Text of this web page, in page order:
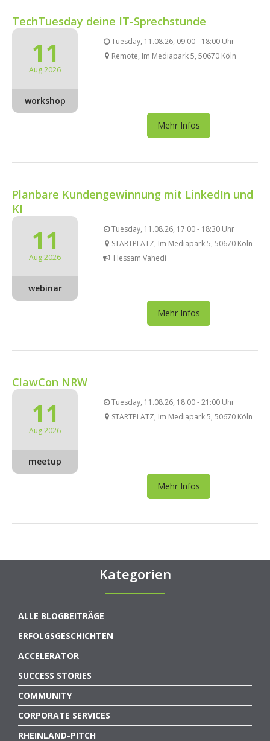
TechTuesday deine IT-Sprechstunde
11
Aug 2026
workshop
Tuesday, 11.08.26, 09:00 - 18:00 Uhr
Remote, Im Mediapark 5, 50670 Köln
Mehr Infos
Planbare Kundengewinnung mit LinkedIn und
KI
11
Aug 2026
webinar
Tuesday, 11.08.26, 17:00 - 18:30 Uhr
STARTPLATZ, Im Mediapark 5, 50670 Köln
Hessam Vahedi
Mehr Infos
ClawCon NRW
11
Aug 2026
meetup
Tuesday, 11.08.26, 18:00 - 21:00 Uhr
STARTPLATZ, Im Mediapark 5, 50670 Köln
Mehr Infos
Kategorien
ALLE BLOGBEITRÄGE
ERFOLGSGESCHICHTEN
ACCELERATOR
SUCCESS STORIES
COMMUNITY
CORPORATE SERVICES
RHEINLAND-PITCH